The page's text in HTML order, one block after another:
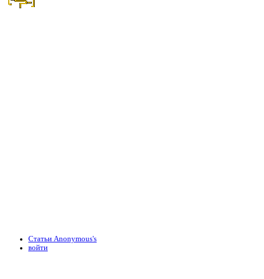
Статьи Anonymous's
войти